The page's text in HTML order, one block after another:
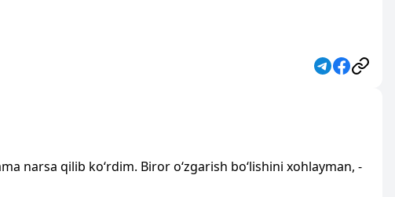
narsa qilib ko‘rdim. Biror o‘zgarish bo‘lishini xohlayman, -